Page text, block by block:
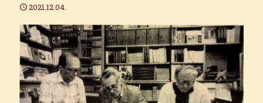
2021.12.04.